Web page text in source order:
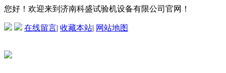
您好！欢迎来到济南科盛试验机设备有限公司官网！
在线留言| 收藏本站| 网站地图